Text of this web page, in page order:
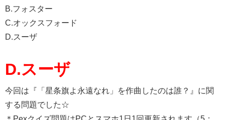
B.フォスター
C.オックスフォード
D.スーザ
D.スーザ
今回は『「星条旗よ永遠なれ」を作曲したのは誰？』に関
する問題でした☆